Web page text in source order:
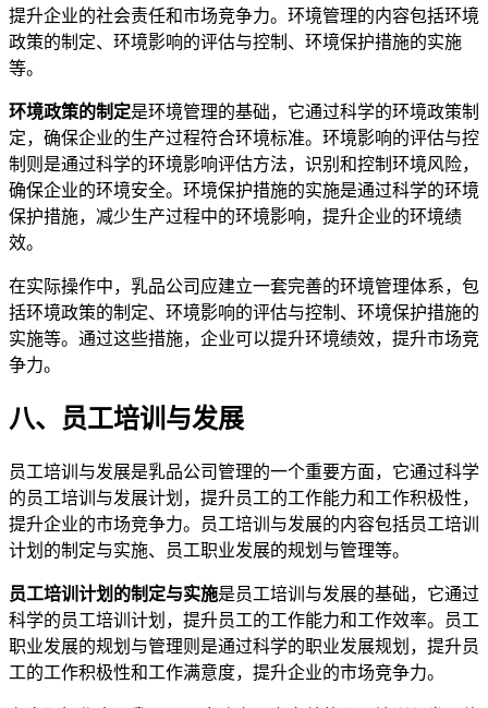
提升企业的社会责任和市场竞争力。环境管理的内容包括环境
政策的制定、环境影响的评估与控制、环境保护措施的实施
等。
环境政策的制定是环境管理的基础，它通过科学的环境政策制
定，确保企业的生产过程符合环境标准。环境影响的评估与控
制则是通过科学的环境影响评估方法，识别和控制环境风险，
确保企业的环境安全。环境保护措施的实施是通过科学的环境
保护措施，减少生产过程中的环境影响，提升企业的环境绩
效。
在实际操作中，乳品公司应建立一套完善的环境管理体系，包
括环境政策的制定、环境影响的评估与控制、环境保护措施的
实施等。通过这些措施，企业可以提升环境绩效，提升市场竞
争力。
八、员工培训与发展
员工培训与发展是乳品公司管理的一个重要方面，它通过科学
的员工培训与发展计划，提升员工的工作能力和工作积极性，
提升企业的市场竞争力。员工培训与发展的内容包括员工培训
计划的制定与实施、员工职业发展的规划与管理等。
员工培训计划的制定与实施是员工培训与发展的基础，它通过
科学的员工培训计划，提升员工的工作能力和工作效率。员工
职业发展的规划与管理则是通过科学的职业发展规划，提升员
工的工作积极性和工作满意度，提升企业的市场竞争力。